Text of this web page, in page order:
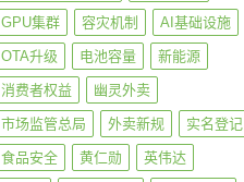
GPU集群 容灾机制 AI基础设施
OTA升级 电池容量 新能源
消费者权益 幽灵外卖
市场监管总局 外卖新规 实名登记
食品安全 黄仁勋 英伟达